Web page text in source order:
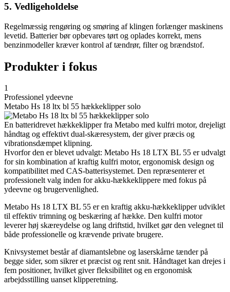
5. Vedligeholdelse
Regelmæssig rengøring og smøring af klingen forlænger maskinens
levetid. Batterier bør opbevares tørt og oplades korrekt, mens
benzinmodeller kræver kontrol af tændrør, filter og brændstof.
Produkter i fokus
1
Professionel ydeevne
Metabo Hs 18 ltx bl 55 hækkeklipper solo
En batteridrevet hækkeklipper fra Metabo med kulfri motor, drejeligt
håndtag og effektivt dual-skæresystem, der giver præcis og
vibrationsdæmpet klipning.
Hvorfor den er blevet udvalgt: Metabo Hs 18 LTX BL 55 er udvalgt
for sin kombination af kraftig kulfri motor, ergonomisk design og
kompatibilitet med CAS-batterisystemet. Den repræsenterer et
professionelt valg inden for akku-hækkeklippere med fokus på
ydeevne og brugervenlighed.
Metabo Hs 18 LTX BL 55 er en kraftig akku-hækkeklipper udviklet
til effektiv trimning og beskæring af hække. Den kulfri motor
leverer høj skæreydelse og lang driftstid, hvilket gør den velegnet til
både professionelle og krævende private brugere.
Knivsystemet består af diamantslebne og laserskårne tænder på
begge sider, som sikrer et præcist og rent snit. Håndtaget kan drejes i
fem positioner, hvilket giver fleksibilitet og en ergonomisk
arbejdsstilling uanset klipperetning.